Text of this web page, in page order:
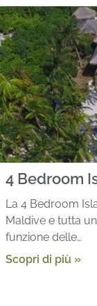
4 Bedroom
La 4 Bedroom
Maldive e tutta
funzione delle…
Scopri di più »